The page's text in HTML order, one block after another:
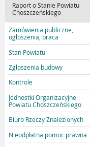
Raport o Stanie Powiatu
Choszczeńskiego
Zamówienia publiczne,
ogłoszenia, praca
Stan Powiatu
Zgłoszenia budowy
Kontrole
Jednostki Organizacyjne
Powiatu Choszczeńskiego
Biuro Rzeczy Znalezionych
Nieodpłatna pomoc prawna